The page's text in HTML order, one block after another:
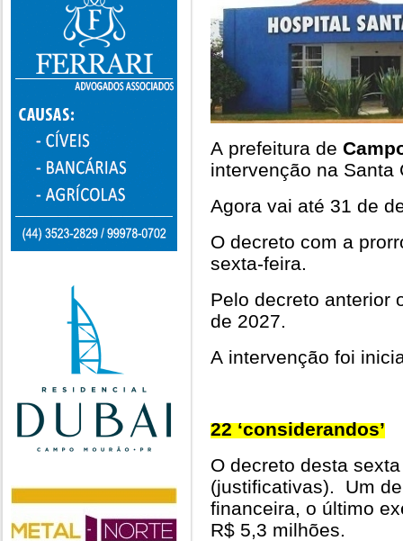
A prefeitura de
intervenção na Santa
Agora vai até 31 de
O decreto com a
sexta-feira.
Pelo decreto anterior
de 2027.
A intervenção foi
22 ‘considerandos’
O decreto desta
(justificativas). Um
financeira, o último
R$ 5,3 milhões.